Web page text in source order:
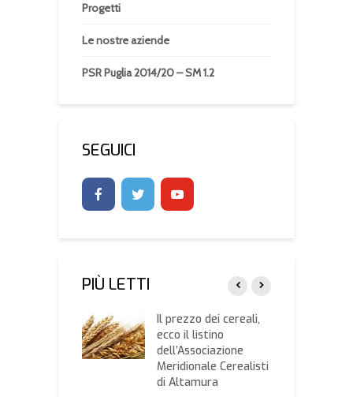
Progetti
Le nostre aziende
PSR Puglia 2014/20 – SM 1.2
SEGUICI
PIÙ LETTI
Il prezzo dei cereali,
ecco il listino
dell’Associazione
Meridionale Cerealisti
di Altamura